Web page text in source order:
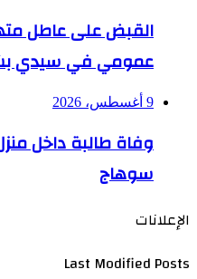
القبض على عاطل
عمومي في سيدي
9 أغسطس، 2026
وفاة طالبة داخل
سوهاج
الإعلانات
Last Modified Posts